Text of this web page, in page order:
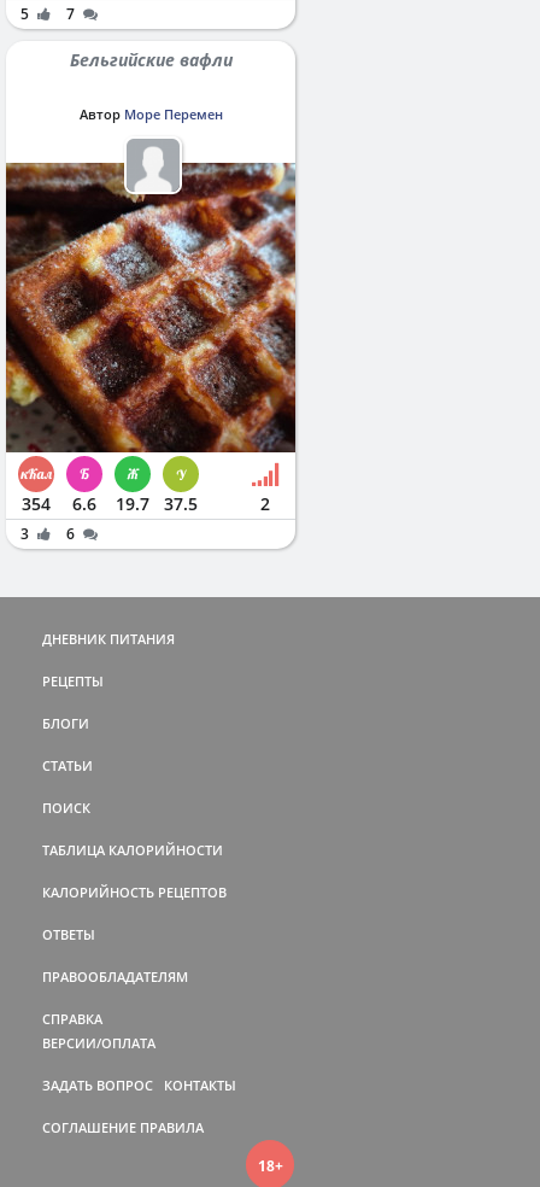
5 7
Бельгийские вафли
Автор Море Перемен
354 6.6 19.7 37.5 2
3 6
ДНЕВНИК ПИТАНИЯ
РЕЦЕПТЫ
БЛОГИ
СТАТЬИ
ПОИСК
ТАБЛИЦА КАЛОРИЙНОСТИ
КАЛОРИЙНОСТЬ РЕЦЕПТОВ
ОТВЕТЫ
ПРАВООБЛАДАТЕЛЯМ
СПРАВКА
ВЕРСИИ/ОПЛАТА
ЗАДАТЬ ВОПРОС КОНТАКТЫ
СОГЛАШЕНИЕ ПРАВИЛА
18+